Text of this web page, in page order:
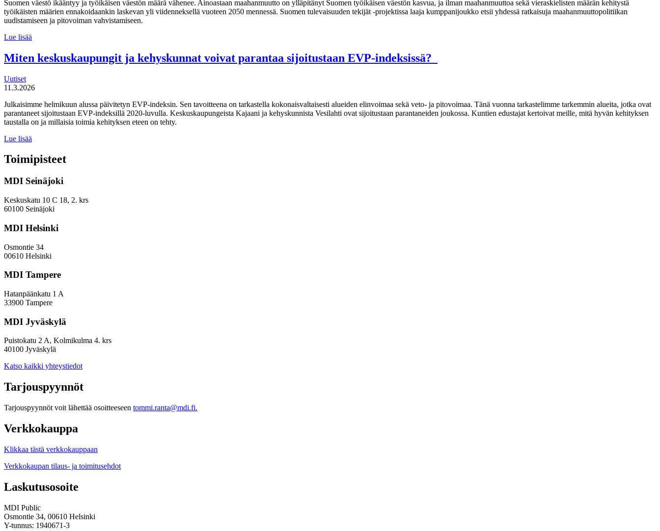
Suomen väestö ikääntyy ja työikäisen väestön määrä vähenee. Ainoastaan maahanmuutto on ylläpitänyt Suomen työikäisen väestön kasvua, ja ilman maahanmuuttoa sekä vieraskielisten määrän kehitystä
työikäisten määrien ennakoidaankin laskevan yli viidenneksellä vuoteen 2050 mennessä. Suomen tulevaisuuden tekijät -projektissa laaja kumppanijoukko etsii yhdessä ratkaisuja maahanmuuttopolitiikan
uudistamiseen ja pitovoiman vahvistamiseen.
Lue lisää
tekijät haluaa
uudistaa
Miten keskuskaupungit ja kehyskunnat voivat parantaa sijoitustaan EVP-indeksissä?
Uutiset
11.3.2026
Julkaisimme helmikuun alussa päivitetyn EVP-indeksin. Sen tavoitteena on tarkastella kokonaisvaltaisesti alueiden elinvoimaa sekä veto- ja pitovoimaa. Tänä vuonna tarkastelimme tarkemmin alueita, jotka ovat
parantaneet sijoitustaan EVP-indeksillä 2020-luvulla. Keskuskaupungeista Kajaani ja kehyskunnista Vesilahti ovat sijoitustaan parantaneiden joukossa. Kuntien edustajat kertoivat meille, mitä hyvän kehityksen
taustalla on ja millaisia toimia kehityksen eteen on tehty.
Lue lisää
ja
kehyskunnat
parantaa
EVP-
indeksissä?
Toimipisteet
MDI Seinäjoki
Keskuskatu 10 C 18, 2. krs
60100 Seinäjoki
MDI Helsinki
Osmontie 34
00610 Helsinki
MDI Tampere
Hatanpäänkatu 1 A
33900 Tampere
MDI Jyväskylä
Puistokatu 2 A, Kolmikulma 4. krs
40100 Jyväskylä
Katso kaikki yhteystiedot
Tarjouspyynnöt
Tarjouspyynnöt voit lähettää osoitteeseen tommi.ranta@mdi.fi.
Verkkokauppa
Klikkaa tästä verkkokauppaan
Verkkokaupan tilaus- ja toimitusehdot
Laskutusosoite
MDI Public
Osmontie 34, 00610 Helsinki
Y-tunnus: 1940671-3